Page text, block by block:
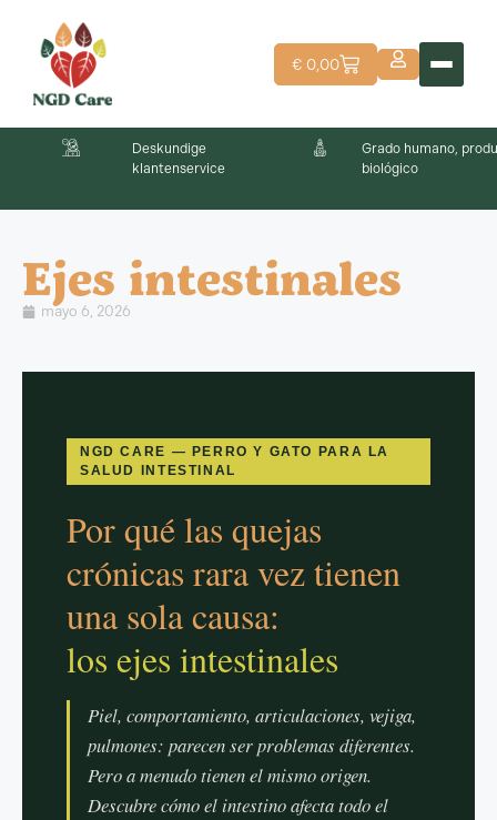
€ 0,00
Deskundige
klantenservice
Grado humano,
biológico
Ejes intestinales
mayo 6, 2026
NGD CARE — PERRO Y GATO PARA LA
SALUD INTESTINAL
Por qué las quejas
crónicas rara vez tienen
una sola causa:
los ejes intestinales
Piel, comportamiento, articulaciones, vejiga,
pulmones: parecen ser problemas diferentes.
Pero a menudo tienen el mismo origen.
Descubre cómo el intestino afecta todo el